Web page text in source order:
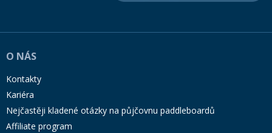
O NÁS
Kontakty
Kariéra
Nejčastěji kladené otázky na půjčovnu paddleboardů
Affiliate program